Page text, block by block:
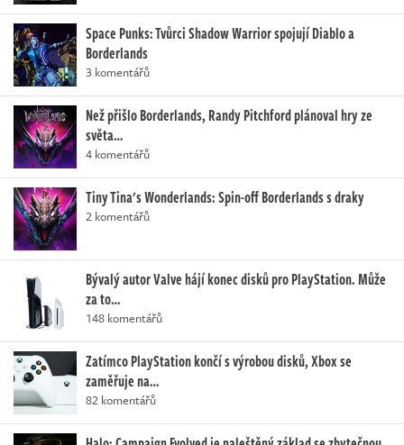
Space Punks: Tvůrci Shadow Warrior spojují Diablo a
Borderlands
3 komentářů
Než přišlo Borderlands, Randy Pitchford plánoval hry ze
světa…
4 komentářů
Tiny Tina's Wonderlands: Spin-off Borderlands s draky
2 komentářů
Bývalý autor Valve hájí konec disků pro PlayStation. Může
za to…
148 komentářů
Zatímco PlayStation končí s výrobou disků, Xbox se
zaměřuje na…
82 komentářů